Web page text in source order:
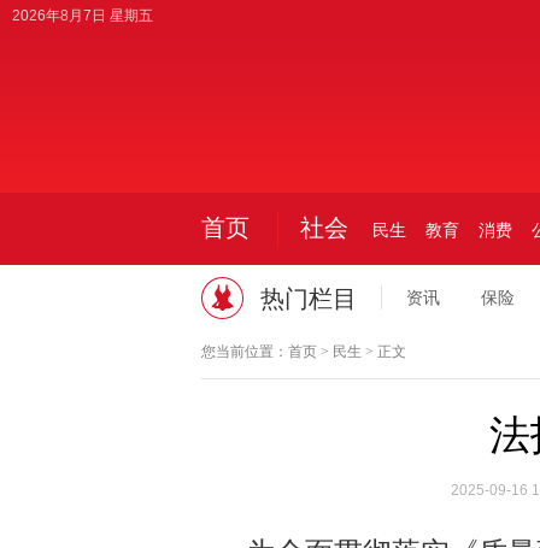
2026年8月7日 星期五
首页 社会 民生 教育 消费
热门栏目 资讯 保险
您当前位置： 首页> 民生 > 正文
法
2025-09-16